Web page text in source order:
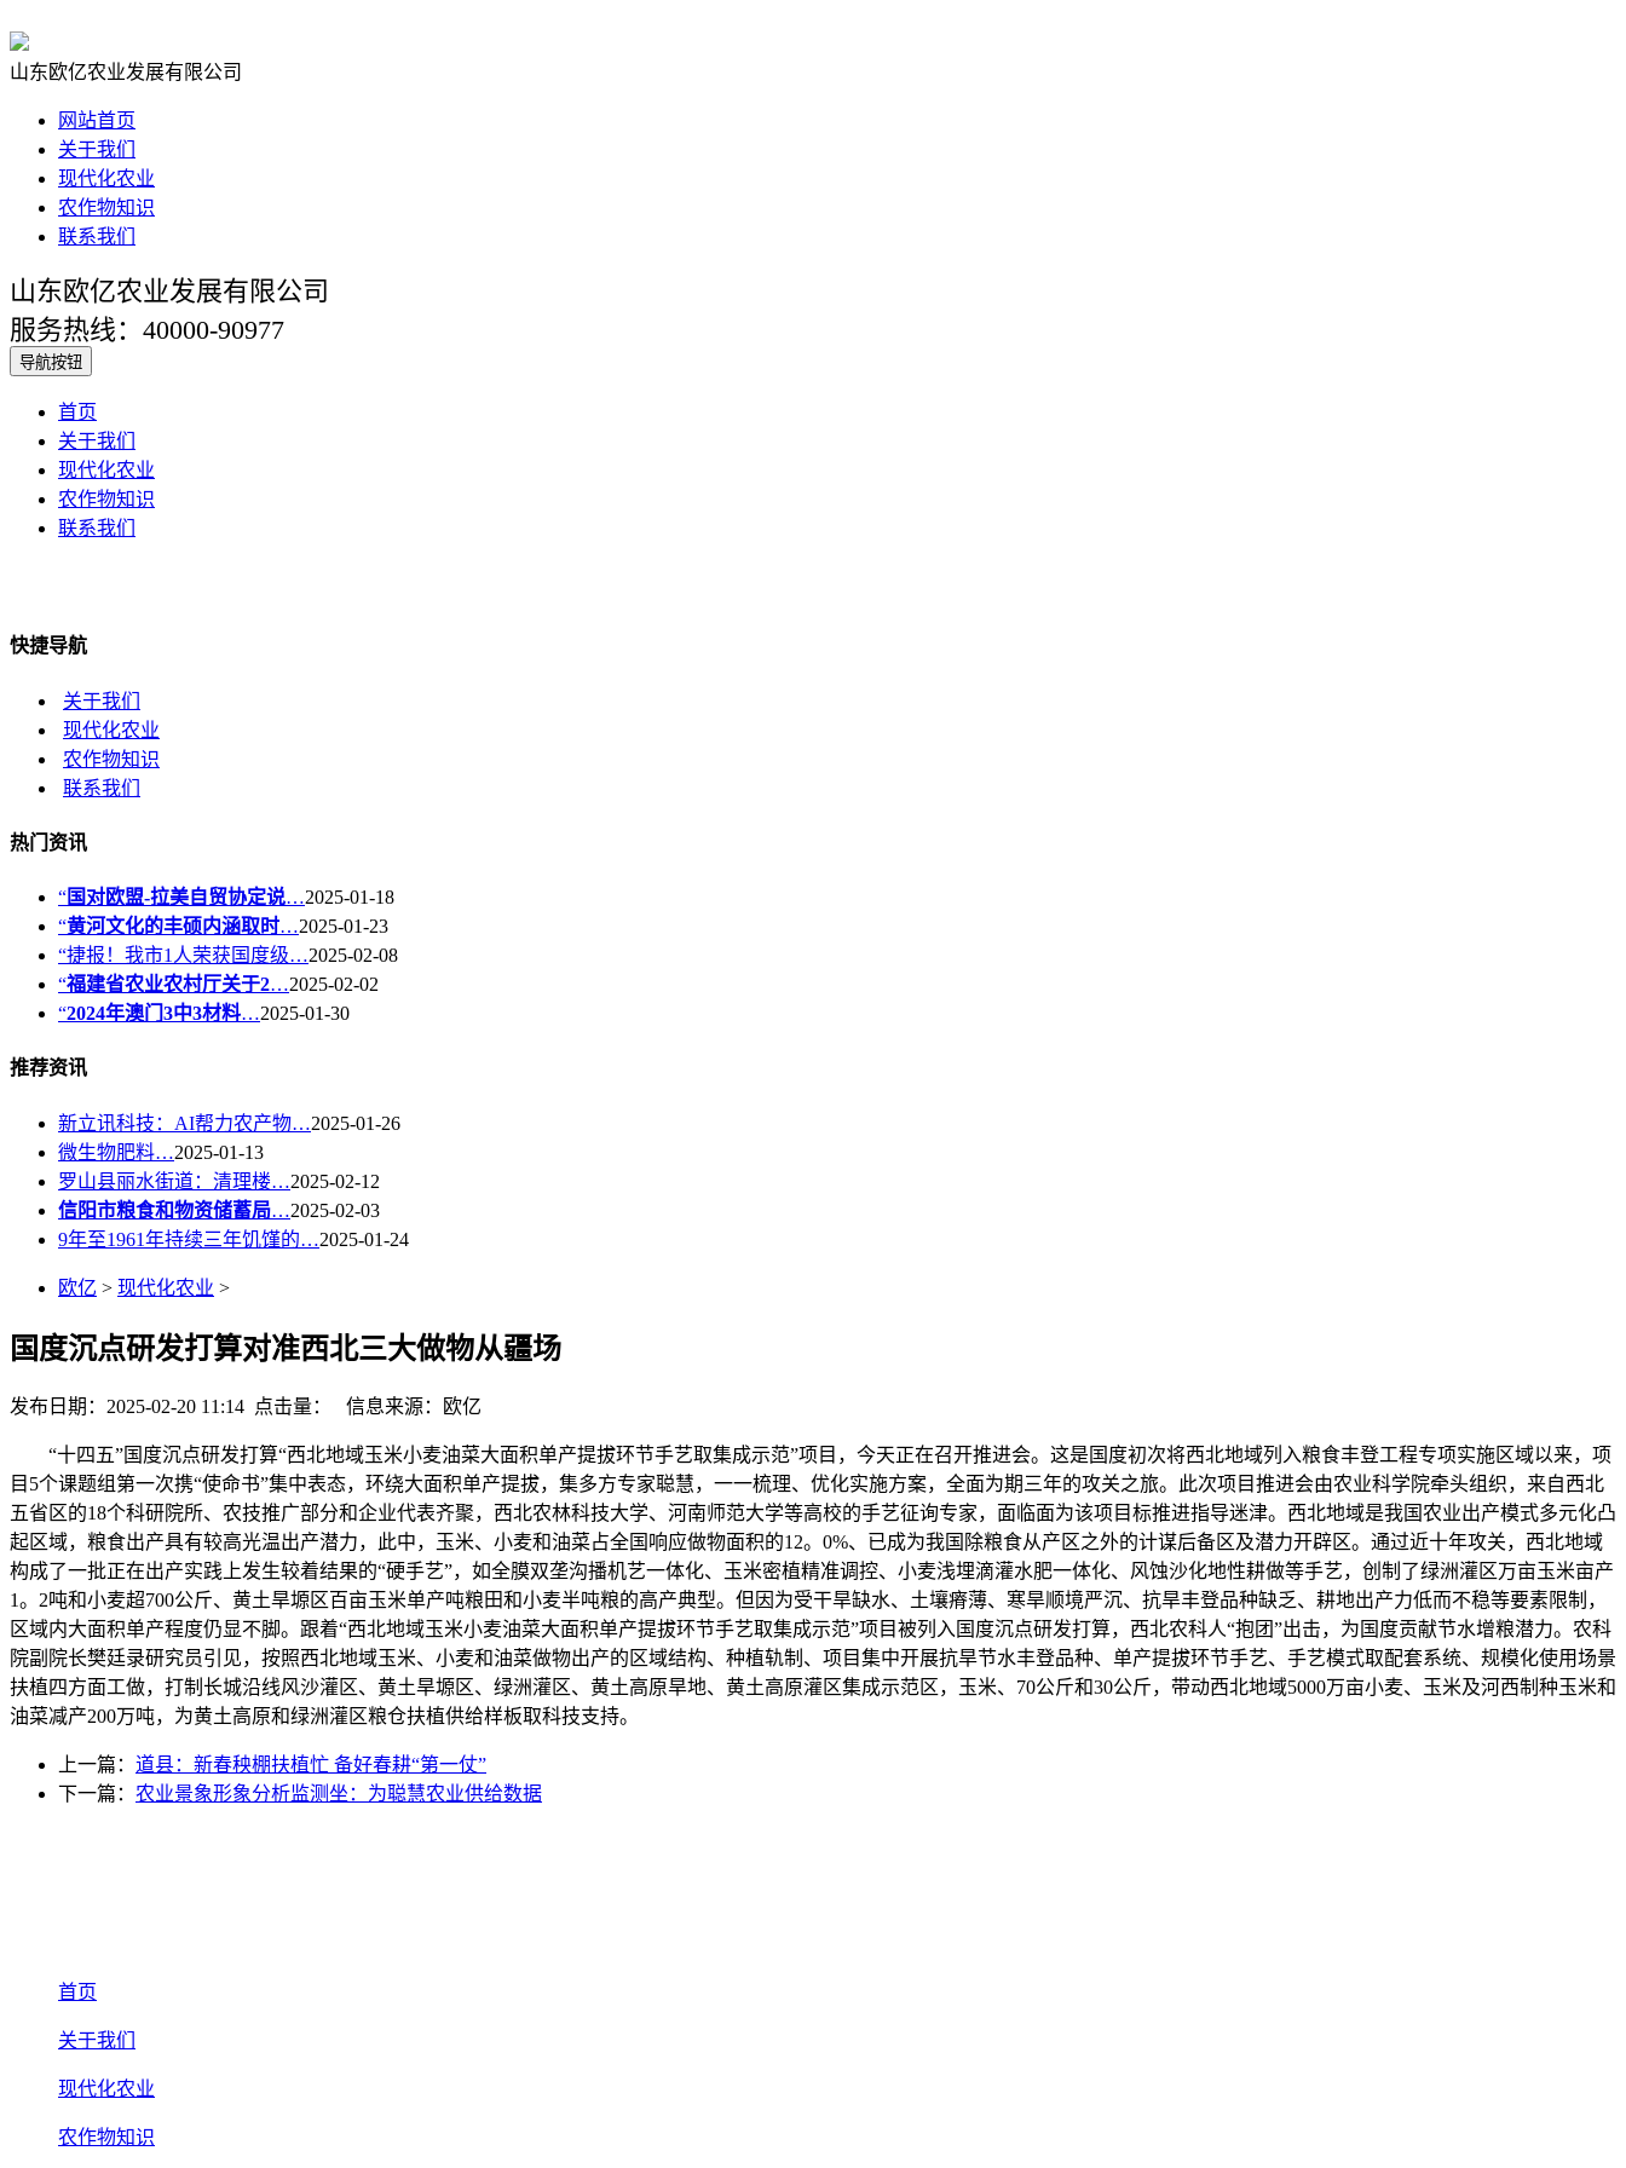
山东欧亿农业发展有限公司
网站首页
关于我们
现代化农业
农作物知识
联系我们
山东欧亿农业发展有限公司
服务热线：40000-90977
导航按钮
首页
关于我们
现代化农业
农作物知识
联系我们
快捷导航
关于我们
现代化农业
农作物知识
联系我们
热门资讯
“国对欧盟-拉美自贸协定说…2025-01-18
“黄河文化的丰硕内涵取时…2025-01-23
“捷报！我市1人荣获国度级…2025-02-08
“福建省农业农村厅关于2…2025-02-02
“2024年澳门3中3材料…2025-01-30
推荐资讯
新立讯科技：AI帮力农产物…2025-01-26
微生物肥料…2025-01-13
罗山县丽水街道：清理楼…2025-02-12
信阳市粮食和物资储蓄局…2025-02-03
9年至1961年持续三年饥馑的…2025-01-24
欧亿 > 现代化农业 >
国度沉点研发打算对准西北三大做物从疆场
发布日期：2025-02-20 11:14 点击量： 信息来源：欧亿
“十四五”国度沉点研发打算“西北地域玉米小麦油菜大面积单产提拔环节手艺取集成示范”项目，今天正在召开推进会。这是国度初次将西北地域列入粮食丰登工程专项实施区域以来，项
目5个课题组第一次携“使命书”集中表态，环绕大面积单产提拔，集多方专家聪慧，一一梳理、优化实施方案，全面为期三年的攻关之旅。此次项目推进会由农业科学院牵头组织，来自西北
五省区的18个科研院所、农技推广部分和企业代表齐聚，西北农林科技大学、河南师范大学等高校的手艺征询专家，面临面为该项目标推进指导迷津。西北地域是我国农业出产模式多元化凸
起区域，粮食出产具有较高光温出产潜力，此中，玉米、小麦和油菜占全国响应做物面积的12。0%、已成为我国除粮食从产区之外的计谋后备区及潜力开辟区。通过近十年攻关，西北地域
构成了一批正在出产实践上发生较着结果的“硬手艺”，如全膜双垄沟播机艺一体化、玉米密植精准调控、小麦浅埋滴灌水肥一体化、风蚀沙化地性耕做等手艺，创制了绿洲灌区万亩玉米亩产
1。2吨和小麦超700公斤、黄土旱塬区百亩玉米单产吨粮田和小麦半吨粮的高产典型。但因为受干旱缺水、土壤瘠薄、寒旱顺境严沉、抗旱丰登品种缺乏、耕地出产力低而不稳等要素限制，
区域内大面积单产程度仍显不脚。跟着“西北地域玉米小麦油菜大面积单产提拔环节手艺取集成示范”项目被列入国度沉点研发打算，西北农科人“抱团”出击，为国度贡献节水增粮潜力。农科
院副院长樊廷录研究员引见，按照西北地域玉米、小麦和油菜做物出产的区域结构、种植轨制、项目集中开展抗旱节水丰登品种、单产提拔环节手艺、手艺模式取配套系统、规模化使用场景
扶植四方面工做，打制长城沿线风沙灌区、黄土旱塬区、绿洲灌区、黄土高原旱地、黄土高原灌区集成示范区，玉米、70公斤和30公斤，带动西北地域5000万亩小麦、玉米及河西制种玉米和
油菜减产200万吨，为黄土高原和绿洲灌区粮仓扶植供给样板取科技支持。
上一篇： 道县：新春秧棚扶植忙 备好春耕“第一仗”
下一篇： 农业景象形象分析监测坐：为聪慧农业供给数据
首页
关于我们
现代化农业
农作物知识